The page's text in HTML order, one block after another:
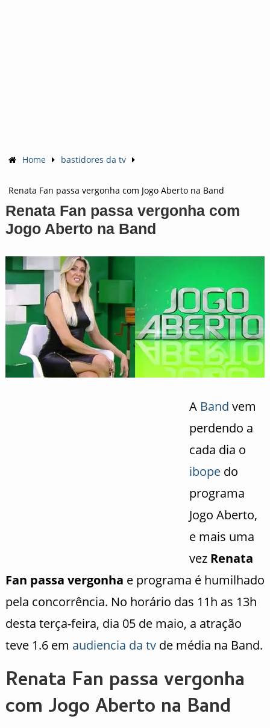
Home bastidores da tv
Renata Fan passa vergonha com Jogo Aberto na Band
Renata Fan passa vergonha com
Jogo Aberto na Band
A Band vem
perdendo a
cada dia o
ibopedo
programa
Jogo Aberto,
e mais uma
vez Renata
Fan passa vergonha e programa é humilhado
pela concorrência. No horário das 11h as 13h
desta terça-feira, dia 05 de maio, a atração
teve 1.6 em audiencia da tvde média na Band.
Renata Fan passa vergonha
com Jogo Aberto na Band